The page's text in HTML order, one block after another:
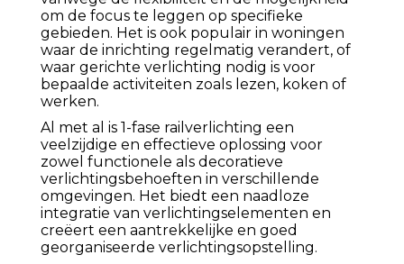
om de focus te leggen op specifieke
gebieden. Het is ook populair in woningen
waar de inrichting regelmatig verandert, of
waar gerichte verlichting nodig is voor
bepaalde activiteiten zoals lezen, koken of
werken.
Al met al is 1-fase railverlichting een
veelzijdige en effectieve oplossing voor
zowel functionele als decoratieve
verlichtingsbehoeften in verschillende
omgevingen. Het biedt een naadloze
integratie van verlichtingselementen en
creëert een aantrekkelijke en goed
georganiseerde verlichtingsopstelling.